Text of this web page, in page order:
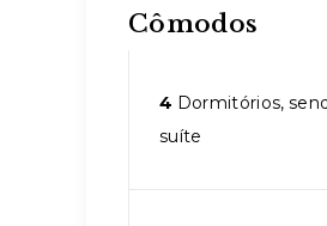
Cômodos
4 Dormitórios,
suíte